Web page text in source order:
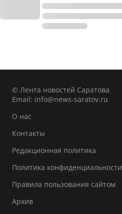
© Лента новостей Саратова
Email: info@news-saratov.ru
О нас
Контакты
Редакционная политика
Политика конфиденциальности
Правила пользования сайтом
Архив